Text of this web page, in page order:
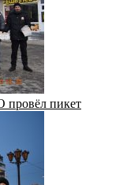
провёл пикет